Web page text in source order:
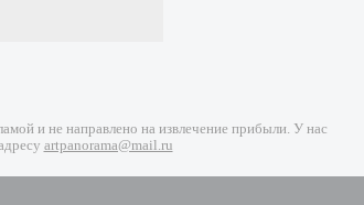
и не направлено на извлечение прибыли. У нас
artpanorama@mail.ru